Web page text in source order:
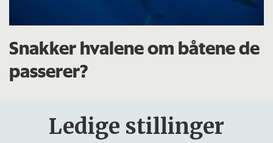
Snakker hvalene om båtene de
passerer?
Ledige stillinger